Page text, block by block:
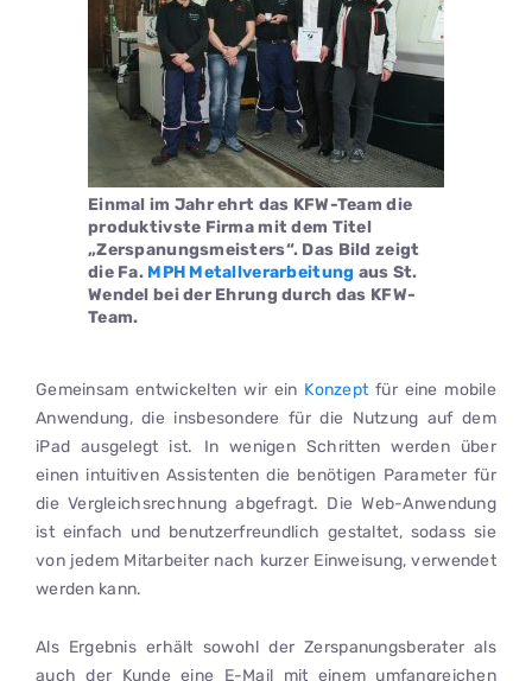
Einmal im Jahr ehrt das KFW-Team die
produktivste Firma mit dem Titel
„Zerspanungsmeisters“. Das Bild zeigt
die Fa. MPH Metallverarbeitung aus St.
Wendel bei der Ehrung durch das KFW-
Team.
Gemeinsam entwickelten wir ein Konzeptfür eine mobile
Anwendung, die insbesondere für die Nutzung auf dem
iPad ausgelegt ist. In wenigen Schritten werden über
einen intuitiven Assistenten die benötigen Parameter für
die Vergleichsrechnung abgefragt. Die Web-Anwendung
ist einfach und benutzerfreundlich gestaltet, sodass sie
von jedem Mitarbeiter nach kurzer Einweisung, verwendet
werden kann.
Als Ergebnis erhält sowohl der Zerspanungsberater als
auch der Kunde eine E-Mail mit einem umfangreichen